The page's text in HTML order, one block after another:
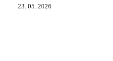
23. 05. 2026